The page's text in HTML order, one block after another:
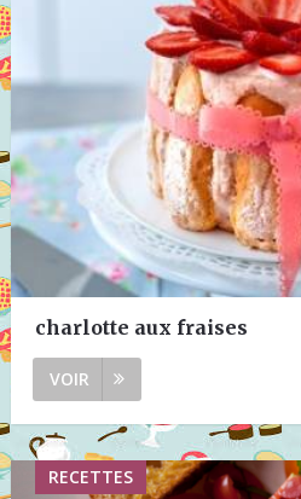
charlotte aux fraises
VOIR
RECETTES